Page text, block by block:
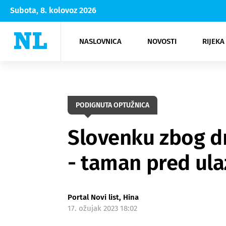
Subota, 8. kolovoz 2026
NASLOVNICA NOVOSTI
Rijeka Opatija
NK
Moda
Kultura
PODIGNUTA OPTUŽNICA
Slovenku zbog
- taman pred
Portal Novi list, Hina
17. ožujak 2023 18:02